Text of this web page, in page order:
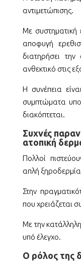
αντιμετώπισης.
Με συστηματική
αποφυγή
διατηρήσει
ανθεκτικό στις
Η συνέπεια
συμπτώματα
διακόπτεται.
Συχνές
ατοπική
Πολλοί
απλή ξηροδερμία
Στην
που χρειάζεται
Με την
υπό έλεγχο.
Ο ρόλος της